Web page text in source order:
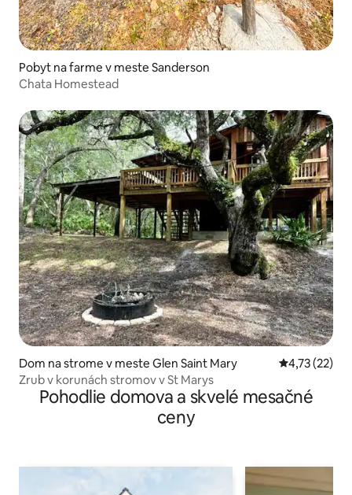
Pobyt na farme v meste Sanderson
Chata Homestead
Dom na strome v meste Glen Saint Mary Priemerné
4,73 (22)
Zrub v korunách stromov v St Marys
Pohodlie domova a skvelé mesačné
ceny